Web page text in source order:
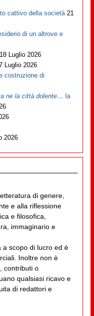
cattivo della società 21
di un altrove e
18 Luglio 2026
Luglio 2026
costruzione di
ne la città dolente… la
2026
di genere,
e alla riflessione
e filosofica,
immaginario e
a scopo di lucro ed è
Inoltre non è
contributi o
qualsiasi ricavo e
di redattori e